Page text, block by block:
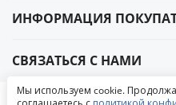
ИНФОРМАЦИЯ
СВЯЗАТЬСЯ С НАМИ
Написать в ВКонтакте
Мы используем cookie.